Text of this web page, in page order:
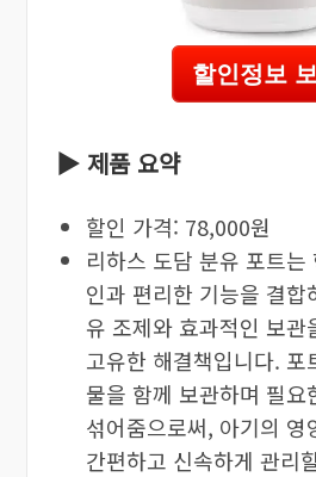
할인정보 보
▶ 제품 요약
할인 가격: 78,000원
리하스 도담 분유 포트는
인과 편리한 기능을 결합
유 조제와 효과적인 보관
고유한 해결책입니다. 포
물을 함께 보관하며 필요
섞어줌으로써, 아기의 영
간편하고 신속하게 관리